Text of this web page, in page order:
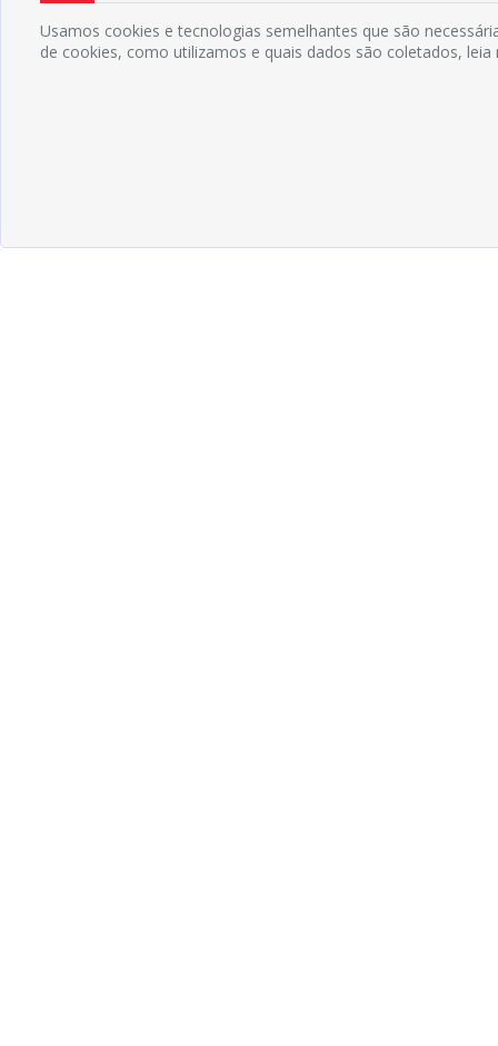
Usamos cookies e tecnologias semelhantes que são
de cookies, como utilizamos e quais dados são coletados,